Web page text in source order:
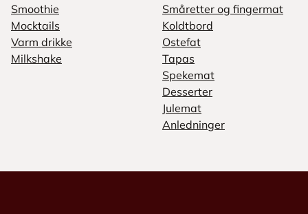
Smoothie
Mocktails
Varm drikke
Milkshake
Småretter og fingermat
Koldtbord
Ostefat
Tapas
Spekemat
Desserter
Julemat
Anledninger